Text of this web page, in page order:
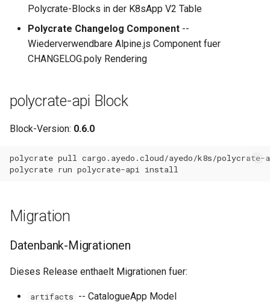
Polycrate-Blocks in der K8sApp V2 Table
Polycrate Changelog Component --
Wiederverwendbare Alpine.js Component fuer
CHANGELOG.poly Rendering
polycrate-api Block
Block-Version: 0.6.0
polycrate pull
polycrate run polycrate-api
Migration
Datenbank-Migrationen
Dieses Release enthaelt Migrationen fuer:
artifacts -- CatalogueApp Model